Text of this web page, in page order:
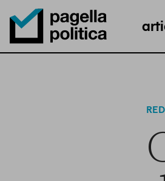
Pagella Politica Logo